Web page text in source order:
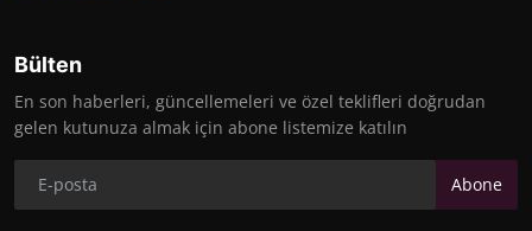
Bülten
En son haberleri, güncellemeleri ve özel teklifleri doğrudan
gelen kutunuza almak için abone listemize katılın
Abone